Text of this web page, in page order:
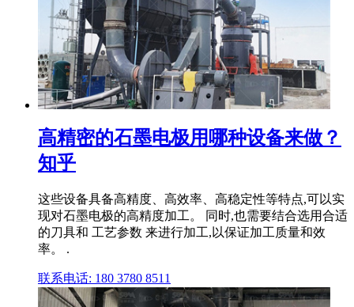
高精密的石墨电极用哪种设备来做？
知乎
这些设备具备高精度、高效率、高稳定性等特点,可以实
现对石墨电极的高精度加工。 同时,也需要结合选用合适
的刀具和 工艺参数 来进行加工,以保证加工质量和效
率。 .
联系电话: 180 3780 8511